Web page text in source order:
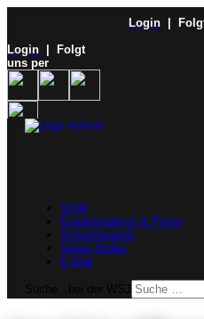
Login
|
Login
| Folgt
uns per
SVW
Ergebnisdienst & Portal
Schachjugend
Verein finden
E-Mail